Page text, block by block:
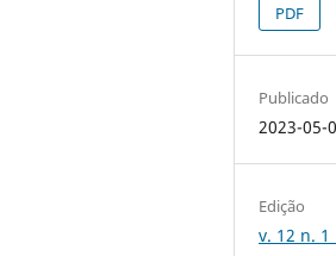
PDF
Publicado
2023-05-
Edição
v. 12 n. 1